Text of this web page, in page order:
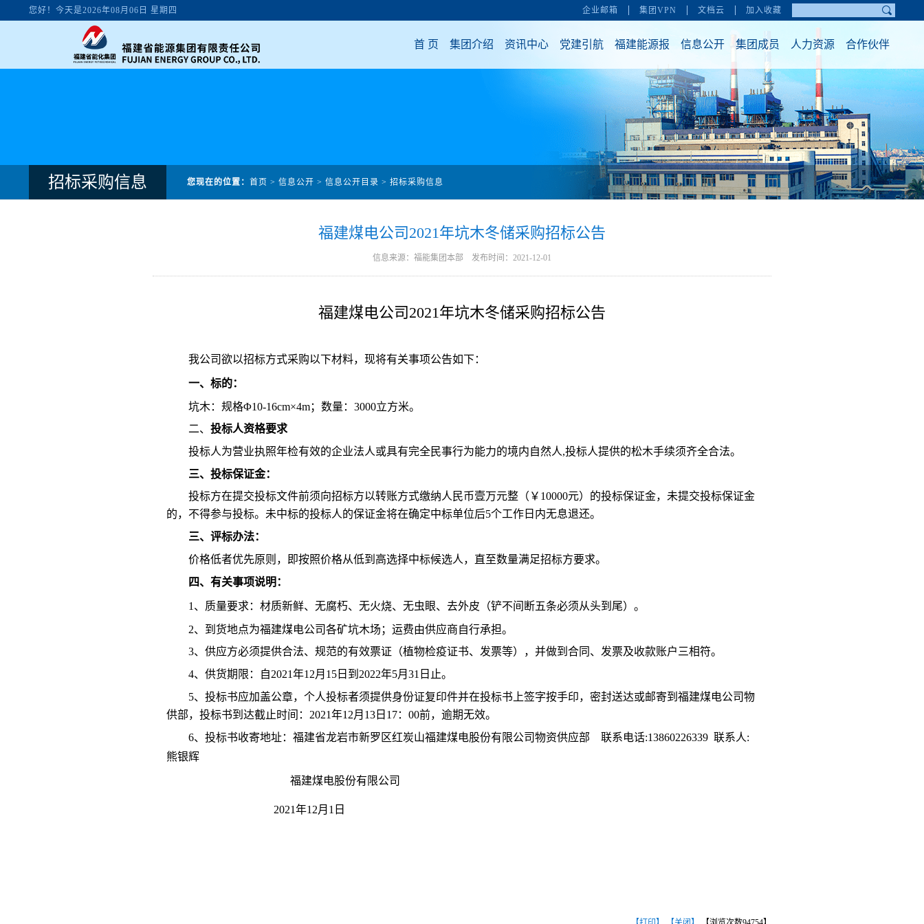
招标采购信息 您现在的位置： 首页 > 信息公开 > 信息公开目录 > 招标采购信息
福建煤电公司2021年坑木冬储采购招标公告
信息来源：福能集团本部 发布时间：2021-12-01
福建煤电公司 2021年坑木冬储采购招标公告
我公司欲以招标方式采购以下材料，现将有关事项公告如下：
一、标的：
坑木：规格Φ10-16cm×4m；数量： 3000立方米。
二、 投标人资格要求
投标人为营业执照年检有效的企业法人或具有完全民事行为能力的境内自然人,投标人提供的松木手续须齐全合法。
三、投标保证金：
投标方在提交投标文件前须向招标方以转账方式缴纳人民币壹万元整（￥ 10000元）的投标保证金，未提交投标保证金
的，不得参与投标。未中标的投标人的保证金将在确定中标单位后5个工作日内无息退还。
三、评标办法：
价格低者优先原则，即按照价格从低到高选择中标候选人，直至数量满足招标方要求。
四、有关事项说明：
1、质量要求：材质新鲜、无腐朽、无火烧、无虫眼、去外皮（铲不间断五条必须从头到尾）。
2、到货地点为福建煤电公司各矿坑木场；运费由供应商自行承担。
3、供应方必须提供合法、规范的有效票证（植物检疫证书、发票等），并做到合同、发票及收款账户三相符。
4、供货期限：自2021年12月15日 到 2022年5月31 日止。
5、投标书应加盖公章，个人投标者须提供身份证复印件并在投标书 上签字按手印， 密封送达或邮寄到福建煤电公司物
供部，投标书到达截止时间： 2021年12月13 日 17：00前，逾期无效。
6、投标书收寄地址：福建省龙岩市新罗区红炭山福建煤电股份有限公司物资供应部 联系电话:13860226339 联系人:
熊银辉
福建煤电股份有限公司
2021年12月1日